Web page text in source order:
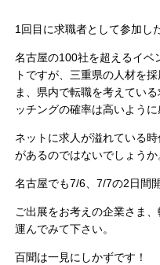
1回目に求職者として参加し
名古屋の100社を超えるイベ
トですが、三重県の人材を
ま、県内で転職を考えてい
ッチングの確率は高いように
ネットに求人が溢れている
があるのではないでしょうか
名古屋でも7/6、7/7の2日間
ご出展をお考えの企業さま
運んでみて下さい。
百聞は一見にしかずです！